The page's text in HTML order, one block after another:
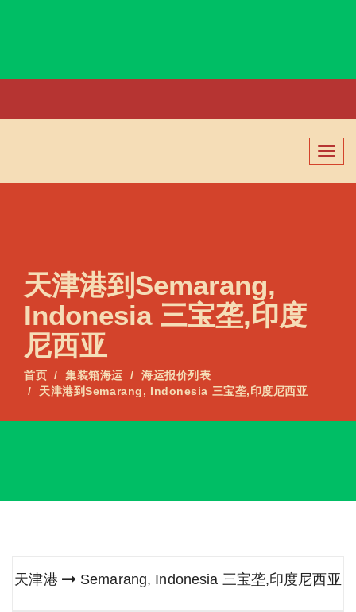
切
换
导
天津港到Semarang,
Indonesia 三宝垄,印度
尼西亚
首页 集装箱海运
海运报价列表
天津港到Semarang, Indonesia 三宝垄,印度尼西亚
天津港 Semarang, Indonesia 三宝垄,印度尼西亚